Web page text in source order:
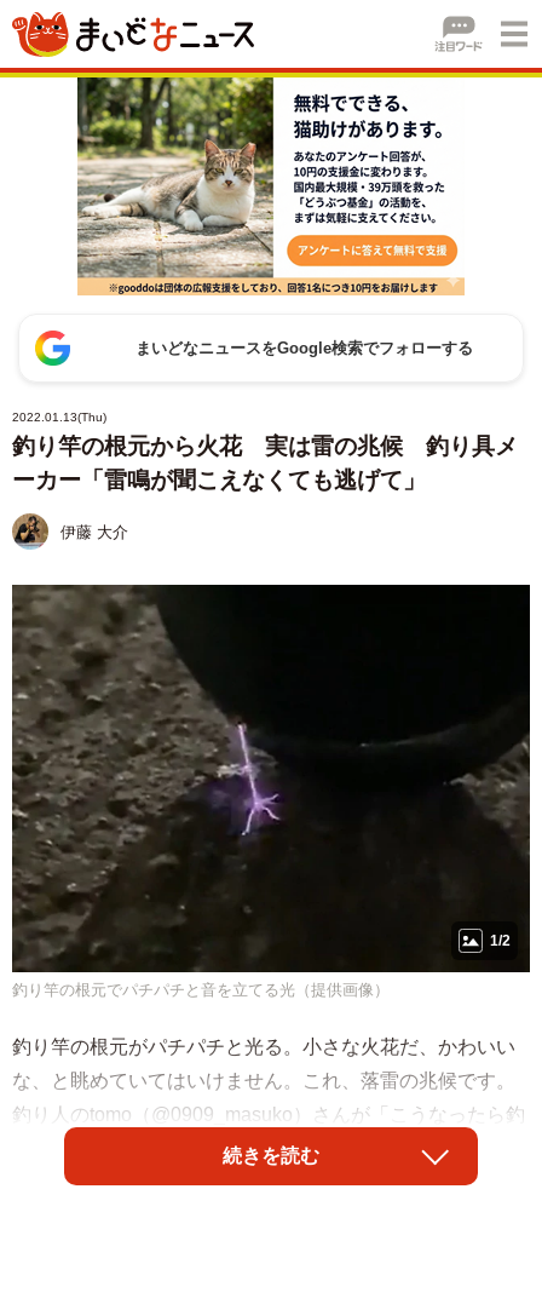
まいどなニュースをGoogle検索でフォローする
2022.01.13(Thu)
釣り竿の根元から火花 実は雷の兆候 釣り具メ
ーカー「雷鳴が聞こえなくても逃げて」
伊藤 大介
1/2
釣り竿の根元でパチパチと音を立てる光（提供画像）
釣り竿の根元がパチパチと光る。小さな火花だ、かわいい
な、と眺めていてはいけません。これ、落雷の兆候です。
釣り人のtomo（@0909_masuko）さんが「こうなったら釣
りはやめ時」とTwitterに動画を投稿すると、「初めて見ま
した！」「怖っ」「無事でなにより」と話題になりまし
続きを読む